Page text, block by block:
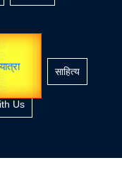
उप प्रधानमंत्री शिक्षा साहित्य
Us